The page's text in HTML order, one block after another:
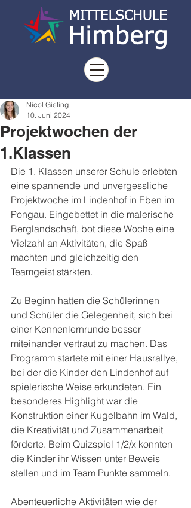
Projektwochen der
1.Klassen
Nicol Giefing
10. Juni 2024
Die 1. Klassen unserer Schule erlebten
eine spannende und unvergessliche
Projektwoche im Lindenhof in Eben im
Pongau. Eingebettet in die malerische
Berglandschaft, bot diese Woche eine
Vielzahl an Aktivitäten, die Spaß
machten und gleichzeitig den
Teamgeist stärkten.
Zu Beginn hatten die Schülerinnen
und Schüler die Gelegenheit, sich bei
einer Kennenlernrunde besser
miteinander vertraut zu machen. Das
Programm startete mit einer Hausrallye,
bei der die Kinder den Lindenhof auf
spielerische Weise erkundeten. Ein
besonderes Highlight war die
Konstruktion einer Kugelbahn im Wald,
die Kreativität und Zusammenarbeit
förderte. Beim Quizspiel 1/2/x konnten
die Kinder ihr Wissen unter Beweis
stellen und im Team Punkte sammeln.
Abenteuerliche Aktivitäten wie der